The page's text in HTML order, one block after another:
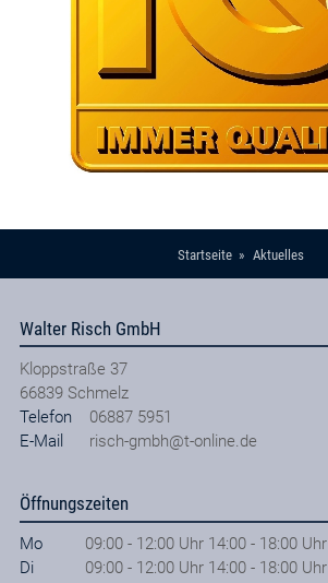
Startseite Aktuelles
Walter Risch GmbH
Kloppstraße 37
66839 Schmelz
Telefon
06887 5951
E-Mail
risch-gmbh@t-online.de
Öffnungszeiten
Mo
09:00 - 12:00 Uhr 14:00 - 18:00 Uhr
Di
09:00 - 12:00 Uhr 14:00 - 18:00 Uhr